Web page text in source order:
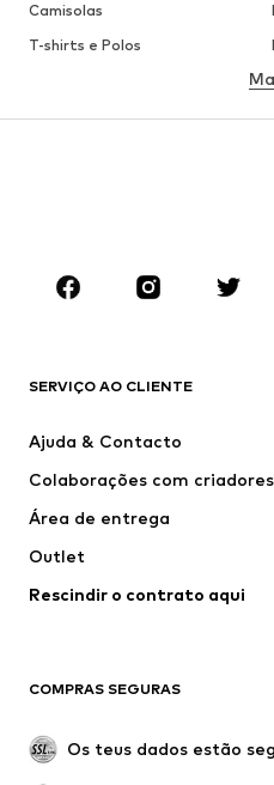
Camisolas
T-shirts e Polos
Sobretudos
ROUPA
Casacos
Fatos e Blazers
Roupa de banho
Ocasiões
Upcycling
Novidades
Botas
Sapatos
SERVIÇO AO CLIENTE
Ajuda & Contacto
Colaborações com criadores
Área de entrega
Outlet
Rescindir o contrato aqui
COMPRAS SEGURAS
Os teus dados estão